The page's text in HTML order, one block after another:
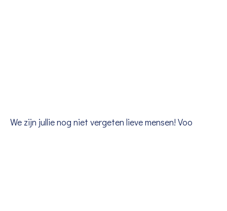
We zijn jullie nog niet vergeten lieve mensen! Voo